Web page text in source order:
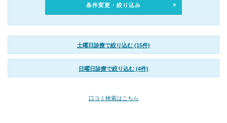
条件変更・絞り込み
土曜日診療で絞り込む (15件)
日曜日診療で絞り込む (4件)
口コミ検索はこちら